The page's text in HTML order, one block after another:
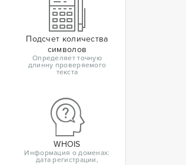
Подсчет количества
символов
Определяет точную
длинну проверяемого
текста
WHOIS
Информация о доменах:
дата регистрации,